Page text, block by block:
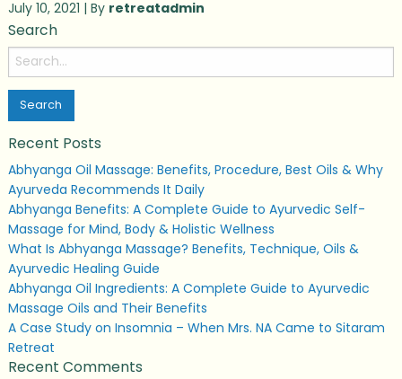
July 10, 2021 | By retreatadmin
Search
Search
for:
Recent Posts
Abhyanga Oil Massage: Benefits, Procedure, Best Oils & Why
Ayurveda Recommends It Daily
Abhyanga Benefits: A Complete Guide to Ayurvedic Self-
Massage for Mind, Body & Holistic Wellness
What Is Abhyanga Massage? Benefits, Technique, Oils &
Ayurvedic Healing Guide
Abhyanga Oil Ingredients: A Complete Guide to Ayurvedic
Massage Oils and Their Benefits
A Case Study on Insomnia – When Mrs. NA Came to Sitaram
Retreat
Recent Comments